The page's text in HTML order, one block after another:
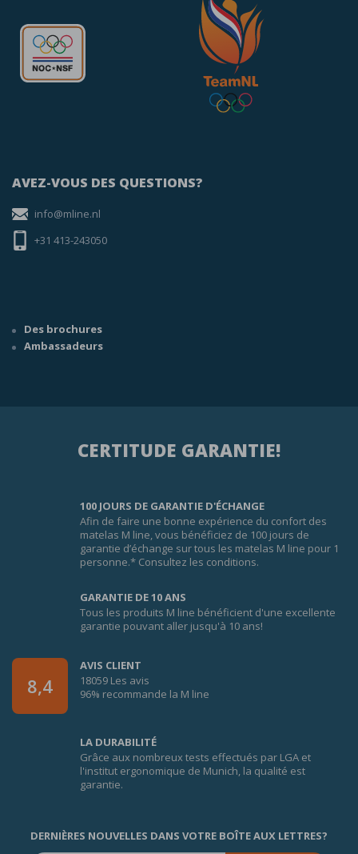
AVEZ-VOUS DES QUESTIONS?
info@mline.nl
+31 413-243050
Des brochures
Ambassadeurs
CERTITUDE GARANTIE!
100 JOURS DE GARANTIE D'ÉCHANGE
Afin de faire une bonne expérience du confort des
matelas M line, vous bénéficiez de 100 jours de
garantie d’échange sur tous les matelas M line pour 1
personne.* Consultez les conditions.
GARANTIE DE 10 ANS
Tous les produits M line bénéficient d'une excellente
garantie pouvant aller jusqu'à 10 ans!
8,4
AVIS CLIENT
18059 Les avis
96% recommande la M line
LA DURABILITÉ
Grâce aux nombreux tests effectués par LGA et
l'institut ergonomique de Munich, la qualité est
garantie.
DERNIÈRES NOUVELLES DANS VOTRE BOÎTE AUX LETTRES?